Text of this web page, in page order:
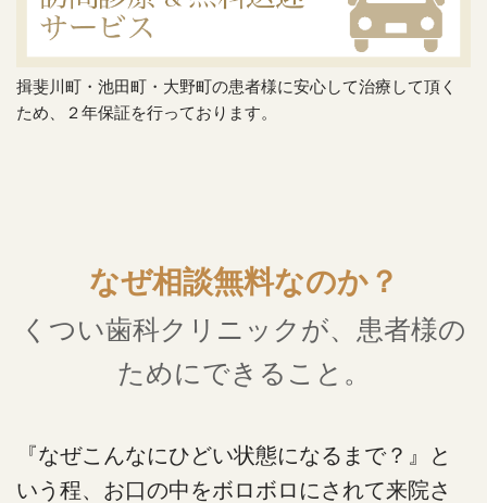
揖斐川町・池田町・大野町の患者様に安心して治療して頂く
ため、２年保証を行っております。
なぜ相談無料なのか？
くつい歯科クリニックが、患者様の
ためにできること。
『なぜこんなにひどい状態になるまで？』と
いう程、お口の中をボロボロにされて来院さ